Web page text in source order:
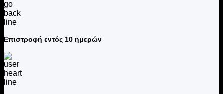
Επιστροφή εντός 10 ημερών